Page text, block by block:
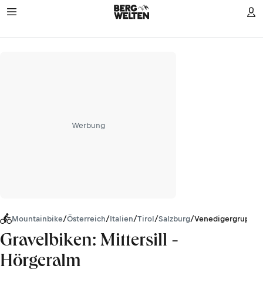
Werbung
Mountainbike/Österreich/Italien/Tirol/Salzburg/Venedigergruppe
Gravelbiken: Mittersill -
Hörgeralm